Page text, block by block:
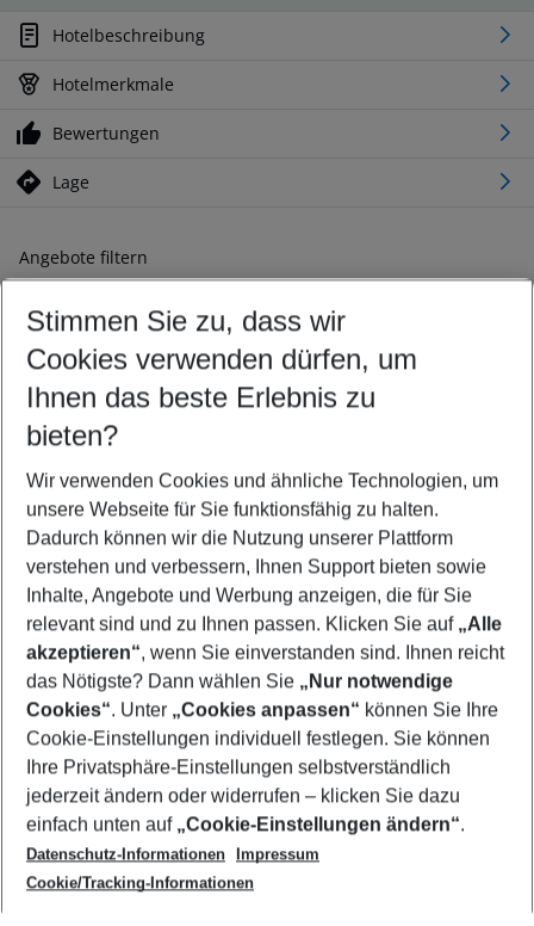
Hotelbeschreibung
Hotelmerkmale
Bewertungen
Lage
Angebote filtern
Ändern Sie Ihre Kriterien nach Ihren Wünschen
Abflughafen wählen
Beliebiger Abflughafen
Reisezeitraum wählen
09.08.26– 07.08.27 5-8 Nächte
2 Erwachsene Keine Kinder
Mehr Filter anzeigen
Footer
Footer navigation
Über uns
AGB
Cookie-Einstellungen ändern
Cookie-Richtlinie
Datenschutz
Service & Hilfe
Barrierefreies Reisen
Check-in
Folgen Sie uns
Stimmen Sie zu, dass wir
Cookies verwenden dürfen, um
Ihnen das beste Erlebnis zu
bieten?
Wir verwenden Cookies und ähnliche Technologien, um
unsere Webseite für Sie funktionsfähig zu halten.
Dadurch können wir die Nutzung unserer Plattform
verstehen und verbessern, Ihnen Support bieten sowie
Inhalte, Angebote und Werbung anzeigen, die für Sie
relevant sind und zu Ihnen passen. Klicken Sie auf „Alle
akzeptieren“, wenn Sie einverstanden sind. Ihnen reicht
das Nötigste? Dann wählen Sie „Nur notwendige
Cookies“. Unter „Cookies anpassen“ können Sie Ihre
Cookie-Einstellungen individuell festlegen. Sie können
Ihre Privatsphäre-Einstellungen selbstverständlich
jederzeit ändern oder widerrufen – klicken Sie dazu
einfach unten auf „Cookie-Einstellungen ändern“.
Datenschutz-Informationen
Impressum
Cookie/Tracking-Informationen